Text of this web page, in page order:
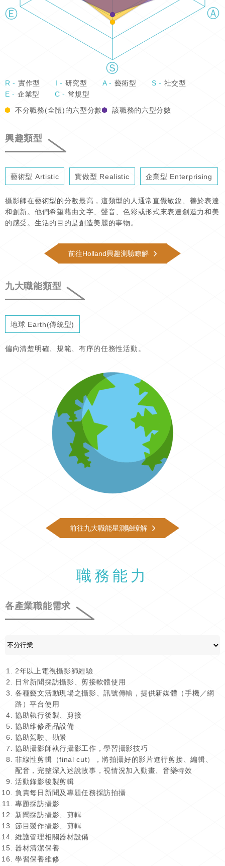
R - 實作型 I - 研究型 A - 藝術型 S - 社交型
E - 企業型 C - 常規型
不分職務(全體)的六型分數
該職務的六型分數
興趣類型
藝術型 Artistic 實做型 Realistic 企業型 Enterprising
攝影師在藝術型的分數最高，這類型的人通常直覺敏銳、善於表達
和創新。他們希望藉由文字、聲音、色彩或形式來表達創造力和美
的感受。生活的目的是創造美麗的事物。
前往Holland興趣測驗瞭解
九大職能類型
地球 Earth(傳統型)
偏向清楚明確、規範、有序的任務性活動。
前往九大職能星測驗瞭解
職務能力
各產業職能需求
2年以上電視攝影師經驗
日常新聞採訪攝影、剪接軟體使用
各種藝文活動現場之攝影、訊號傳輸，提供新媒體（手機／網
路）平台使用
協助執行後製、剪接
協助維修產品設備
協助駕駛、勘景
協助攝影師執行攝影工作，學習攝影技巧
非線性剪輯（final cut），將拍攝好的影片進行剪接、編輯、
配音，完整深入述說故事，視情況加入動畫、音樂特效
活動錄影後製剪輯
負責每日新聞及專題任務採訪拍攝
專題採訪攝影
新聞採訪攝影、剪輯
節目製作攝影、剪輯
維護管理相關器材設備
器材清潔保養
學習保養維修